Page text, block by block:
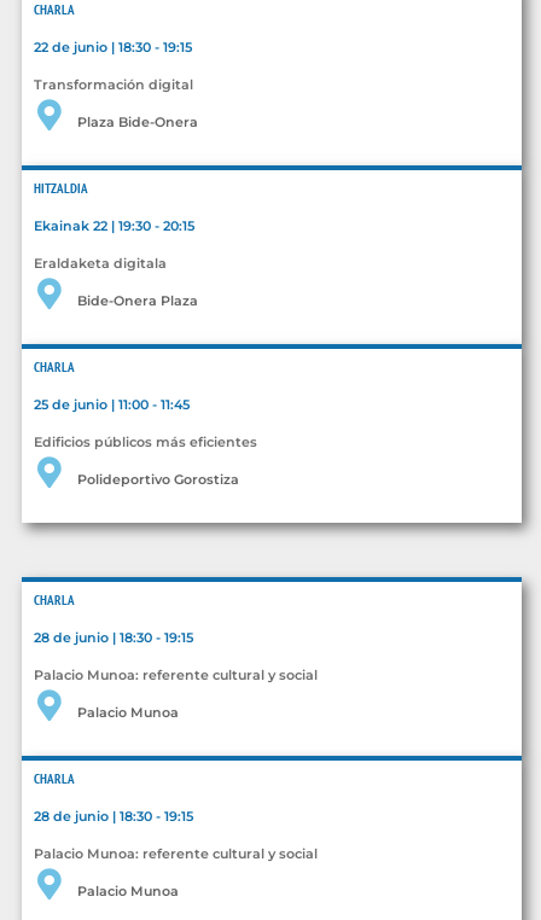
CHARLA
22 de junio | 18:30 - 19:15
Transformación digital
Plaza Bide-Onera
HITZALDIA
Ekainak 22 | 19:30 - 20:15
Eraldaketa digitala
Bide-Onera Plaza
CHARLA
25 de junio | 11:00 - 11:45
Edificios públicos más eficientes
Polideportivo Gorostiza
CHARLA
28 de junio | 18:30 - 19:15
Palacio Munoa: referente cultural y social
Palacio Munoa
CHARLA
28 de junio | 18:30 - 19:15
Palacio Munoa: referente cultural y social
Palacio Munoa